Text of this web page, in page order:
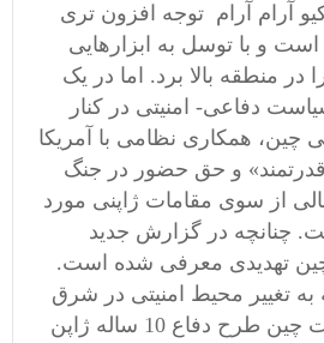
آرام آرام توجه افزون تری
و با توسل به ابزارهایی
در منطقه بالا برد. اما در یک
دفاعی- امنیتی در کنار
چین، همکاری نظامی با آمریکا
و حق حضور در جنگ
از سوی مقامات ژاپنی مورد
چنانچه در گزارش جدید
چین تهدیدی معرفی شده است.
به تغییر محیط امنیتی در شرق
آسیا و گسترش قدرت چین طرح دفاع 10 ساله ژاپن